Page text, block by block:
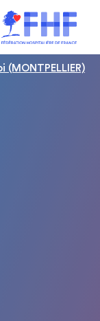
(MONTPELLIER)
cookies